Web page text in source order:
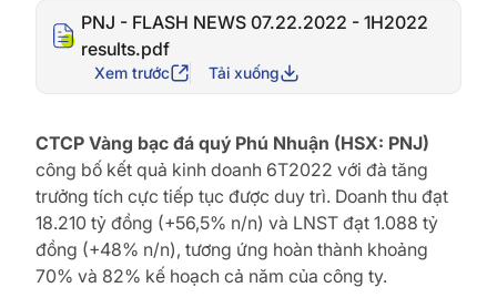
PNJ - FLASH NEWS 07.22.2022 - 1H2022
results.pdf
Xem trước Tải xuống
CTCP Vàng bạc đá quý Phú Nhuận (HSX: PNJ)
công bố kết quả kinh doanh 6T2022 với đà tăng
trưởng tích cực tiếp tục được duy trì. Doanh thu đạt
18.210 tỷ đồng (+56,5% n/n) và LNST đạt 1.088 tỷ
đồng (+48% n/n), tương ứng hoàn thành khoảng
70% và 82% kế hoạch cả năm của công ty.